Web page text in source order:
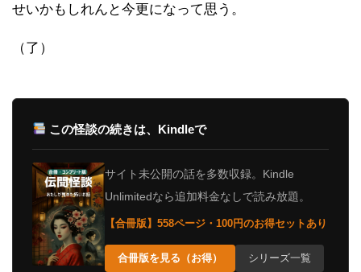
せいかもしれんと今更になって思う。
（了）
この怪談の続きは、Kindleで
サイト未公開の話を多数収録。Kindle
Unlimitedなら追加料金なしで読み放題。
【合冊版】558ページ・100円のお得セットあり
合冊版を見る（お得） シリーズ一覧